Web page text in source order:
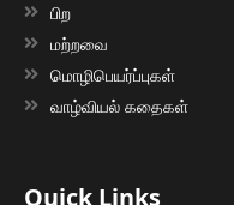
பிற
மற்றவை
மொழிபெயர்ப்புகள்
வாழ்வியல் கதைகள்
Quick Links